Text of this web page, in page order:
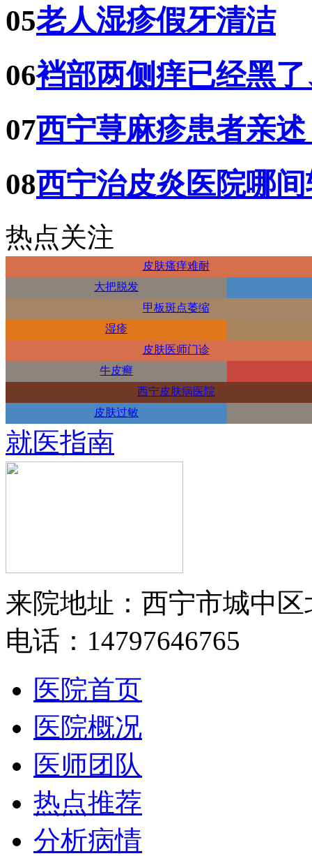
05老人湿疹假牙清洁
06裆部两侧痒已经黑
07西宁荨麻疹患者亲
08西宁治皮炎医院哪
热点关注
皮肤瘙痒难耐
大把脱发
甲板斑点萎缩
湿疹
皮肤医师门诊
牛皮癣
西宁皮肤病医院
皮肤过敏
就医指南
来院地址：西宁市城中区
电话：14797646765
医院首页
医院概况
医师团队
热点推荐
分析病情